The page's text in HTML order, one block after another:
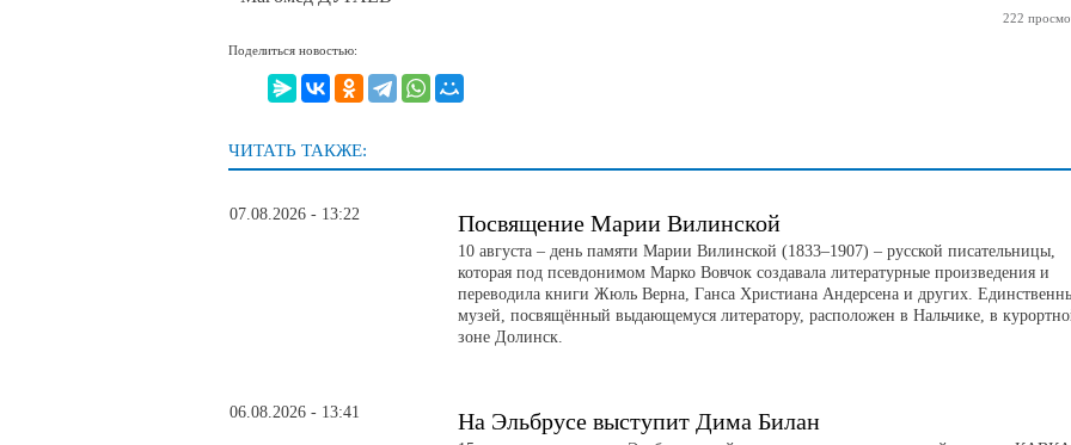
222
Поделиться новостью:
ЧИТАТЬ ТАКЖЕ:
07.08.2026 - 13:22 Посвящение Марии Вилинской
10 августа – день памяти Марии Вилинской (1833–1907) – русской писательницы,
которая под псевдонимом Марко Вовчок создавала литературные произведения и
переводила книги Жюль Верна, Ганса Христиана Андерсена и других.
музей, посвящённый выдающемуся литератору, расположен в Нальчике, в
зоне Долинск.
06.08.2026 - 13:41 На Эльбрусе выступит Дима Билан